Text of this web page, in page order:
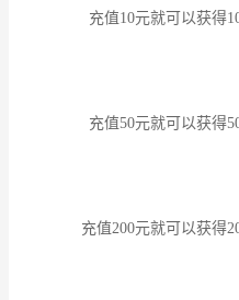
充值10元就可以获得
充值50元就可以获得
充值200元就可以获得